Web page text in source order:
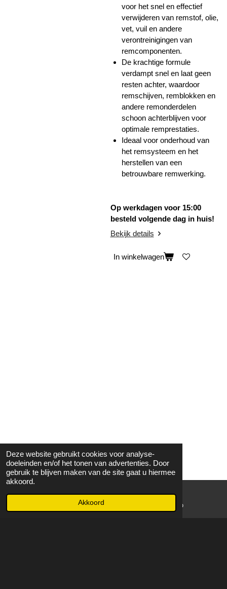
Deze website gebruikt cookies voor analyse-
doeleinden en/of het tonen van advertenties. Door
gebruik te blijven maken van de site gaat u hiermee
akkoord.
Akkoord
voor het snel en effectief
verwijderen van remstof, olie,
vet, vuil en andere
verontreinigingen van
remcomponenten.
De krachtige formule
verdampt snel en laat geen
resten achter, waardoor
remschijven, remblokken en
andere remonderdelen
schoon achterblijven voor
optimale remprestaties.
Ideaal voor onderhoud van
het remsysteem en het
herstellen van een
betrouwbare remwerking.
Op werkdagen voor 15:00
besteld volgende dag in huis!
Bekijk details
In winkelwagen
WhatsApp